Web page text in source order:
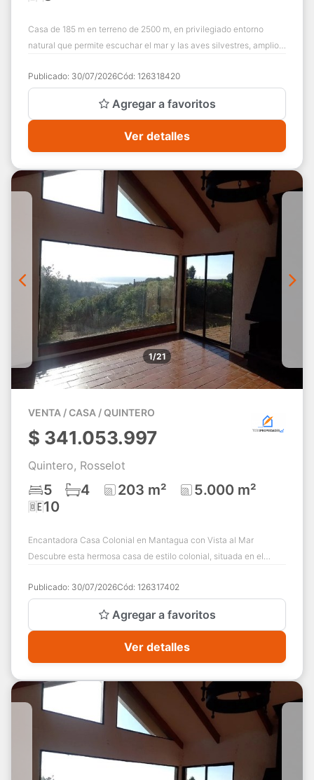
Casa de 185 m en terreno de 2500 m, en privilegiado entorno
natural que permite escuchar el mar y las aves silvestres, amplio
Publicado: 30/07/2026Cód: 126318420
Agregar a favoritos
Ver detalles
1/21
VENTA / CASA / QUINTERO
$ 341.053.997
Quintero, Rosselot
5 4 203 m²
5.000 m²
10
Encantadora Casa Colonial en Mantagua con Vista al Mar
Descubre esta hermosa casa de estilo colonial, situada en el
Publicado: 30/07/2026Cód: 126317402
Agregar a favoritos
Ver detalles